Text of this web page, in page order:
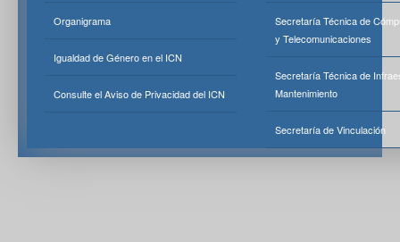
Organigrama
Igualdad de Género en el ICN
Consulte el Aviso de Privacidad del ICN
Secretaría Técnica de
y Telecomunicaciones
Secretaría Técnica de
Mantenimiento
Secretaría de Vinculación